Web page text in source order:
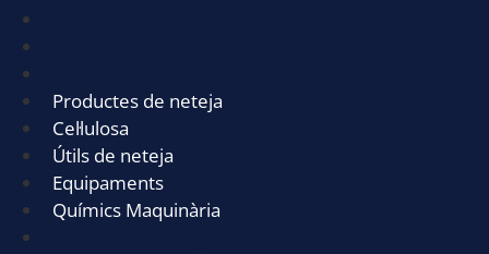
Productes de neteja
Cel·lulosa
Útils de neteja
Equipaments
Químics Maquinària